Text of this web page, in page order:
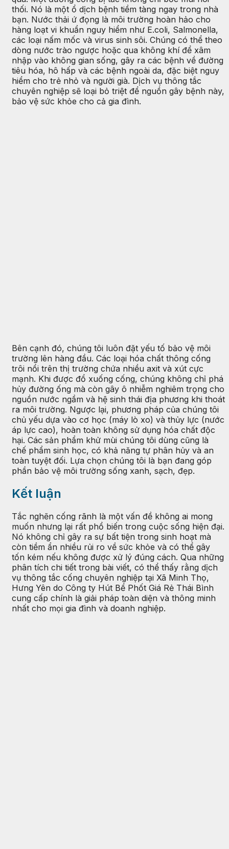
thối. Nó là một ổ dịch bệnh tiềm tàng ngay trong nhà
bạn. Nước thải ứ đọng là môi trường hoàn hảo cho
hàng loạt vi khuẩn nguy hiểm như E.coli, Salmonella,
các loại nấm mốc và virus sinh sôi. Chúng có thể theo
dòng nước trào ngược hoặc qua không khí để xâm
nhập vào không gian sống, gây ra các bệnh về đường
tiêu hóa, hô hấp và các bệnh ngoài da, đặc biệt nguy
hiểm cho trẻ nhỏ và người già. Dịch vụ thông tắc
chuyên nghiệp sẽ loại bỏ triệt để nguồn gây bệnh này,
bảo vệ sức khỏe cho cả gia đình.
Bên cạnh đó, chúng tôi luôn đặt yếu tố bảo vệ môi
trường lên hàng đầu. Các loại hóa chất thông cống
trôi nổi trên thị trường chứa nhiều axit và xút cực
mạnh. Khi được đổ xuống cống, chúng không chỉ phá
hủy đường ống mà còn gây ô nhiễm nghiêm trọng cho
nguồn nước ngầm và hệ sinh thái địa phương khi thoát
ra môi trường. Ngược lại, phương pháp của chúng tôi
chủ yếu dựa vào cơ học (máy lò xo) và thủy lực (nước
áp lực cao), hoàn toàn không sử dụng hóa chất độc
hại. Các sản phẩm khử mùi chúng tôi dùng cũng là
chế phẩm sinh học, có khả năng tự phân hủy và an
toàn tuyệt đối. Lựa chọn chúng tôi là bạn đang góp
phần bảo vệ môi trường sống xanh, sạch, đẹp.
Kết luận
Tắc nghẽn cống rãnh là một vấn đề không ai mong
muốn nhưng lại rất phổ biến trong cuộc sống hiện đại.
Nó không chỉ gây ra sự bất tiện trong sinh hoạt mà
còn tiềm ẩn nhiều rủi ro về sức khỏe và có thể gây
tốn kém nếu không được xử lý đúng cách. Qua những
phân tích chi tiết trong bài viết, có thể thấy rằng dịch
vụ thông tắc cống chuyên nghiệp tại Xã Minh Thọ,
Hưng Yên do Công ty Hút Bể Phốt Giá Rẻ Thái Bình
cung cấp chính là giải pháp toàn diện và thông minh
nhất cho mọi gia đình và doanh nghiệp.